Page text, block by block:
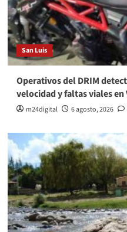
San Luis
Operativos del DRIM
velocidad y faltas viales en
m24digital 6 agosto, 2026